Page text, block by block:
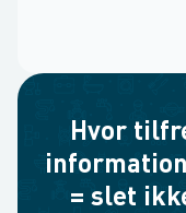
Hvor
= slet